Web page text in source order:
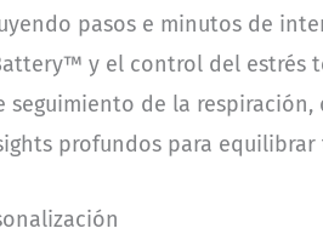
pasos e minutos de
y el control del estrés
seguimiento de la
profundos para